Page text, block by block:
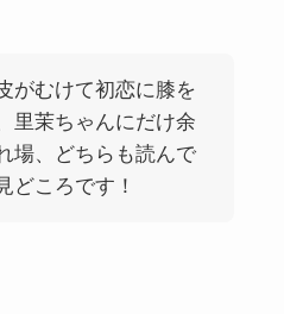
がむけて初恋に膝を
里茉ちゃんにだけ余
場、どちらも読んで
どころです！